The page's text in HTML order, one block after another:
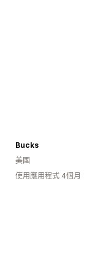
Bucks
美國
使用應用程式 4個月